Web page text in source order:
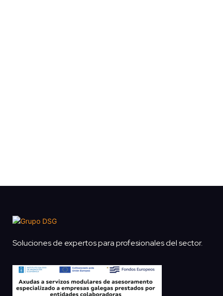
Soluciones de expertos para profesionales del sector.